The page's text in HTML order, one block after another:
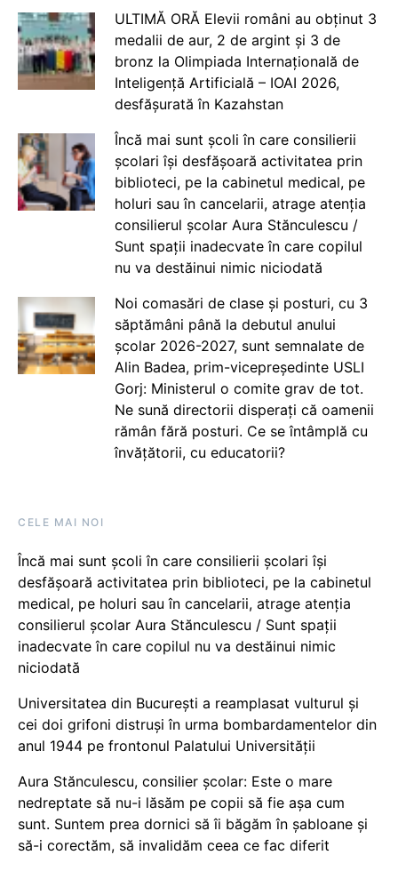
ULTIMĂ ORĂ Elevii români au obținut 3
medalii de aur, 2 de argint și 3 de
bronz la Olimpiada Internațională de
Inteligență Artificială – IOAI 2026,
desfășurată în Kazahstan
Încă mai sunt școli în care consilierii
școlari își desfășoară activitatea prin
biblioteci, pe la cabinetul medical, pe
holuri sau în cancelarii, atrage atenția
consilierul școlar Aura Stănculescu /
Sunt spații inadecvate în care copilul
nu va destăinui nimic niciodată
Noi comasări de clase și posturi, cu 3
săptămâni până la debutul anului
școlar 2026-2027, sunt semnalate de
Alin Badea, prim-vicepreședinte USLI
Gorj: Ministerul o comite grav de tot.
Ne sună directorii disperați că oamenii
rămân fără posturi. Ce se întâmplă cu
învățătorii, cu educatorii?
CELE MAI NOI
Încă mai sunt școli în care consilierii școlari își
desfășoară activitatea prin biblioteci, pe la cabinetul
medical, pe holuri sau în cancelarii, atrage atenția
consilierul școlar Aura Stănculescu / Sunt spații
inadecvate în care copilul nu va destăinui nimic
niciodată
Universitatea din București a reamplasat vulturul și
cei doi grifoni distruși în urma bombardamentelor din
anul 1944 pe frontonul Palatului Universității
Aura Stănculescu, consilier școlar: Este o mare
nedreptate să nu-i lăsăm pe copii să fie așa cum
sunt. Suntem prea dornici să îi băgăm în șabloane și
să-i corectăm, să invalidăm ceea ce fac diferit